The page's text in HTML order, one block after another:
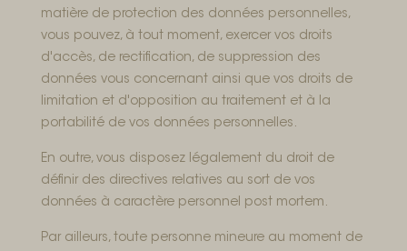
matière de protection des données personnelles,
vous pouvez, à tout moment, exercer vos droits
d'accès, de rectification, de suppression des
données vous concernant ainsi que vos droits de
limitation et d'opposition au traitement et à la
portabilité de vos données personnelles.
En outre, vous disposez légalement du droit de
définir des directives relatives au sort de vos
données à caractère personnel post mortem.
Par ailleurs, toute personne mineure au moment de